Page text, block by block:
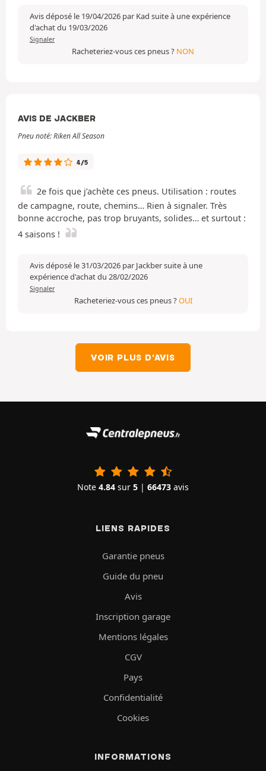
Avis déposé le 19/04/2026 par Kad suite à une expérience
d'achat du 19/03/2026
Signaler
Racheteriez-vous ces pneus ? NON
AVIS DE JACKBER
Pneu noté: Riken All Season
4/5
2e fois que j’achète ces pneus. Utilisation : routes
de campagne, route, chemins… Rien à signaler. Très
bonne accroche, pas trop bruyants, solides… et surtout :
4 saisons !
Avis déposé le 31/03/2026 par Jackber suite à une
expérience d'achat du 28/02/2026
Signaler
Racheteriez-vous ces pneus ?OUI
VOIR PLUS D'AVIS
Note 4.84 sur 5 | 66473 avis
LIENS RAPIDES
Garantie pneus
Guide du pneu
Avis
Inscription garage
Mentions légales
CGV
Pays
Confidentialité
Cookies
INFORMATIONS